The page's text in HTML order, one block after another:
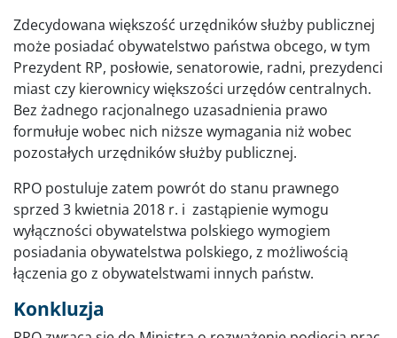
Zdecydowana większość urzędników służby publicznej
może posiadać obywatelstwo państwa obcego, w tym
Prezydent RP, posłowie, senatorowie, radni, prezydenci
miast czy kierownicy większości urzędów centralnych.
Bez żadnego racjonalnego uzasadnienia prawo
formułuje wobec nich niższe wymagania niż wobec
pozostałych urzędników służby publicznej.
RPO postuluje zatem powrót do stanu prawnego
sprzed 3 kwietnia 2018 r. i zastąpienie wymogu
wyłączności obywatelstwa polskiego wymogiem
posiadania obywatelstwa polskiego, z możliwością
łączenia go z obywatelstwami innych państw.
Konkluzja